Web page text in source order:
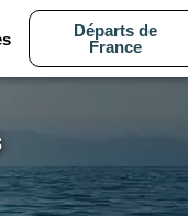
Départs de
France